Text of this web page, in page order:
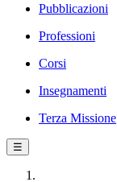
Pubblicazioni
Professioni
Corsi
Insegnamenti
Terza Missione
☰